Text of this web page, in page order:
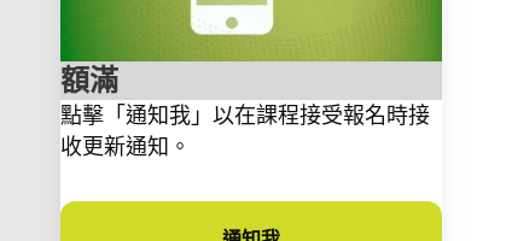
額滿
點擊「通知我」以在課程接受報名時接
收更新通知。